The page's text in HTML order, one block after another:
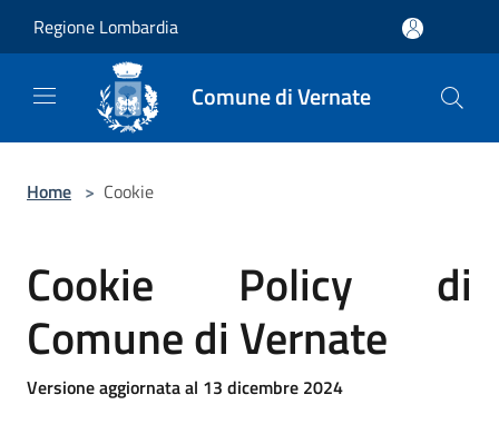
Regione Lombardia
Comune di Vernate
Home > Cookie
Cookie Policy di
Comune di Vernate
Versione aggiornata al 13 dicembre 2024